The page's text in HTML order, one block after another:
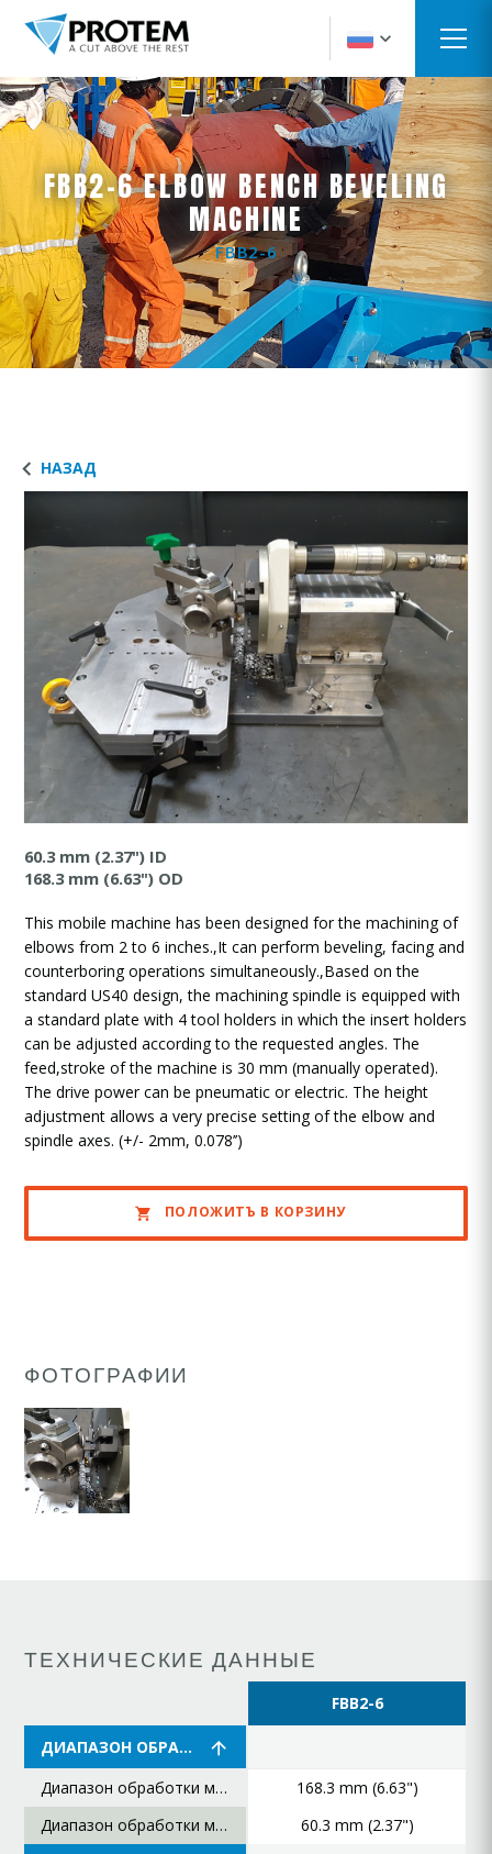
FBB2-6 ELBOW BENCH BEVELING
MACHINE
FBB2-6
НАЗАД
60.3 mm (2.37") ID
168.3 mm (6.63") OD
This mobile machine has been designed for the machining of
elbows from 2 to 6 inches.,It can perform beveling, facing and
counterboring operations simultaneously.,Based on the
standard US40 design, the machining spindle is equipped with
a standard plate with 4 tool holders in which the insert holders
can be adjusted according to the requested angles. The
feed,stroke of the machine is 30 mm (manually operated).
The drive power can be pneumatic or electric. The height
adjustment allows a very precise setting of the elbow and
spindle axes. (+/- 2mm, 0.078’’)
ПОЛОЖИТЪ В КОРЗИНУ
ФОТОГРАФИИ
ТЕХНИЧЕСКИЕ ДАННЫЕ
ДИАПАЗОН ОБРАБОТКИ
Диапазон обработки максимальный
Диапазон обработки минимальный
FBB2-6
168.3 mm (6.63")
60.3 mm (2.37")